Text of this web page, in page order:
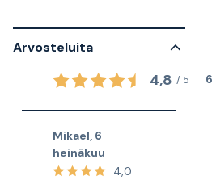
Arvosteluita
4,8 / 5 6
Mikael 6
heinäkuu
4,0